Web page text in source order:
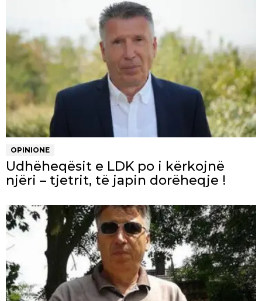
OPINIONE
Udhëheqësit e LDK po i kërkojnë
njëri – tjetrit, të japin dorëheqje !